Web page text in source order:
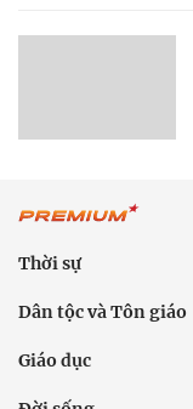
Thời sự
Dân tộc và Tôn giáo
Giáo dục